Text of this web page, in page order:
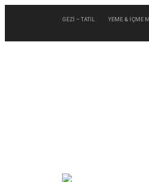
GEZİ – TATİL YEME & İÇME